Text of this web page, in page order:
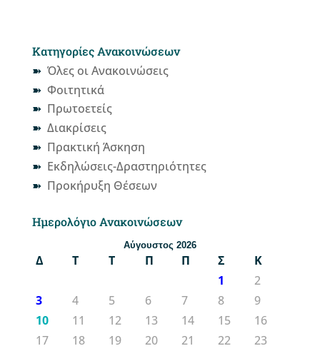
Κατηγορίες Ανακοινώσεων
Όλες οι Ανακοινώσεις
Φοιτητικά
Πρωτοετείς
Διακρίσεις
Πρακτική Άσκηση
Εκδηλώσεις-Δραστηριότητες
Προκήρυξη Θέσεων
Ημερολόγιο Ανακοινώσεων
Αύγουστος 2026
Δ Τ Τ Π Π Σ
Κ
1
2
3
4 5 6 7 8
9
10
11 12 13 14 15
16
17
18 19 20 21 22
23